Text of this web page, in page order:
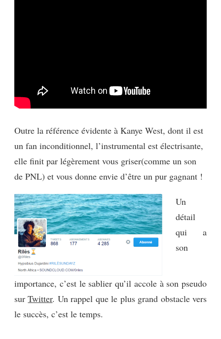
Outre la référence évidente à Kanye West, dont il est
un fan inconditionnel, l’instrumental est électrisante,
elle finit par légèrement vous griser(comme un son
de PNL) et vous donne envie d’être un pur gagnant !
Un
détail
qui a
son
importance, c’est le sablier qu’il accole à son pseudo
surTwitter. Un rappel que le plus grand obstacle vers
le succès, c’est le temps.